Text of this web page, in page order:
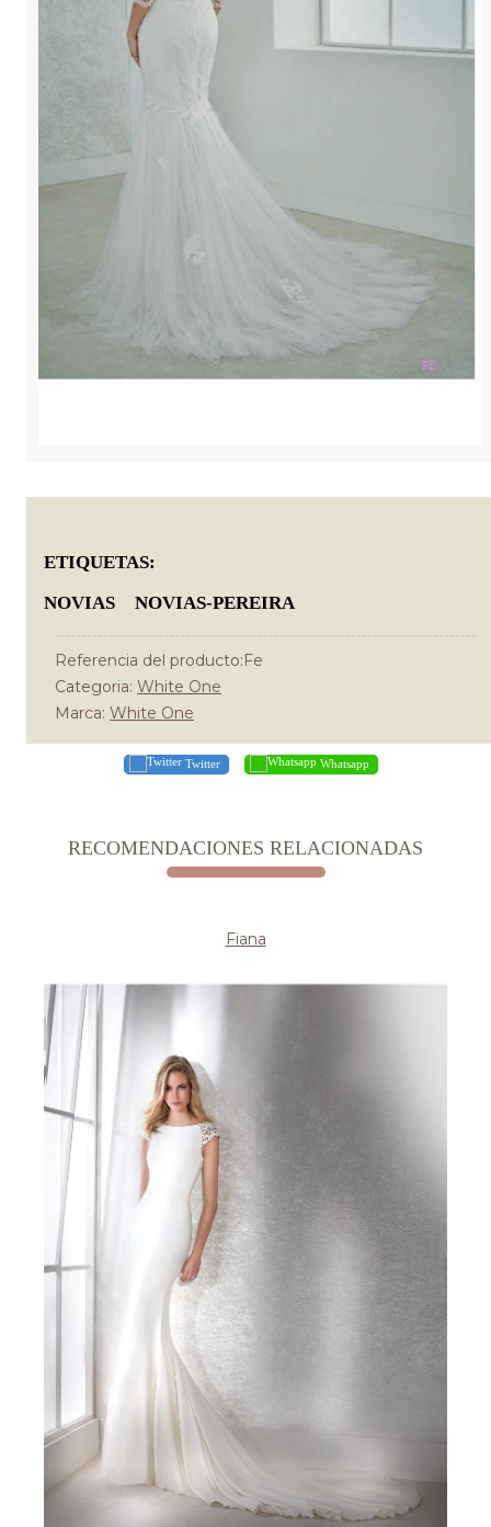
ETIQUETAS:
NOVIAS
NOVIAS-PEREIRA
Referencia del producto:Fe
Categoria: White One
Marca: White One
Twitter Whatsapp
RECOMENDACIONES RELACIONADAS
Fiana